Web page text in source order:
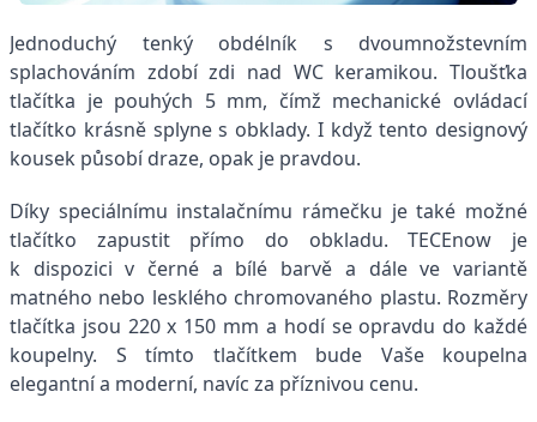
Jednoduchý tenký obdélník s dvoumnožstevním
splachováním zdobí zdi nad WC keramikou. Tloušťka
tlačítka je pouhých 5 mm, čímž mechanické ovládací
tlačítko krásně splyne s obklady. I když tento designový
kousek působí draze, opak je pravdou.
Díky speciálnímu instalačnímu rámečku je také možné
tlačítko zapustit přímo do obkladu. TECEnow je
k dispozici v černé a bílé barvě a dále ve variantě
matného nebo lesklého chromovaného plastu. Rozměry
tlačítka jsou 220 x 150 mm a hodí se opravdu do každé
koupelny. S tímto tlačítkem bude Vaše koupelna
elegantní a moderní, navíc za příznivou cenu.